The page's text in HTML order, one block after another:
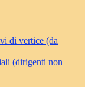
di vertice (da
(dirigenti non